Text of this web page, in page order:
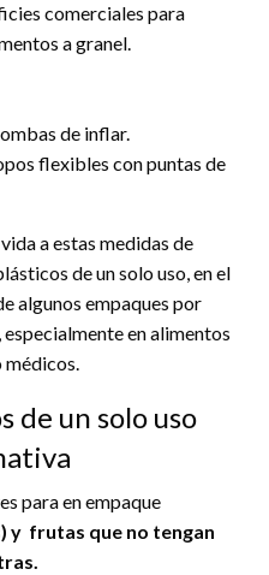
comerciales para
a granel.
de inflar.
flexibles con puntas de
a estas medidas de
de un solo uso, en el
algunos empaques por
en alimentos
de un solo uso
para en empaque
y frutas que no tengan